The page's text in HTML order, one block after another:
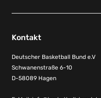
Kontakt
Deutscher Basketball Bund e.V
Schwanenstraße 6-10
D-58089 Hagen